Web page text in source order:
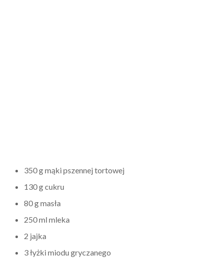
350 g mąki pszennej tortowej
130 g cukru
80 g masła
250 ml mleka
2 jajka
3 łyżki miodu gryczanego